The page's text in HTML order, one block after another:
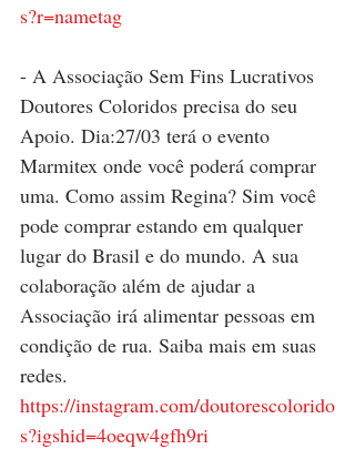
s?r=nametag
- A Associação Sem Fins Lucrativos
Doutores Coloridos precisa do seu
Apoio. Dia:27/03 terá o evento
Marmitex onde você poderá comprar
uma. Como assim Regina? Sim você
pode comprar estando em qualquer
lugar do Brasil e do mundo. A sua
colaboração além de ajudar a
Associação irá alimentar pessoas em
condição de rua. Saiba mais em suas
redes.
https://instagram.com/doutorescolorido
s?igshid=4oeqw4gfh9ri